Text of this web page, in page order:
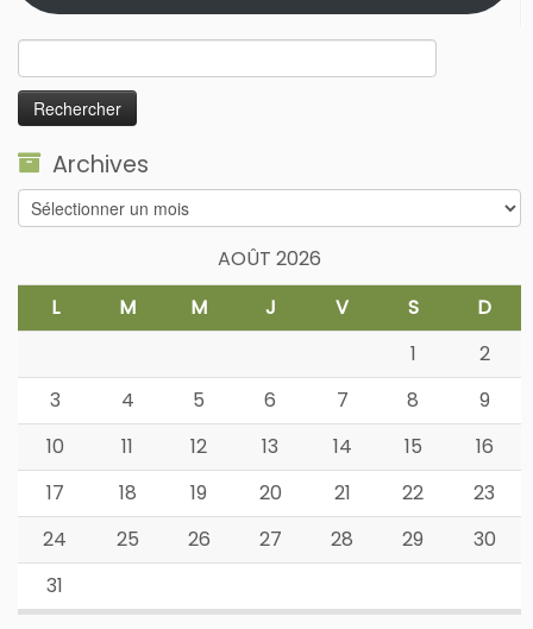
Archives
Archives
AOÛT 2026
L
M M J V S
D
1
2
3
4 5 6 7 8
9
10
11 12 13 14 15
16
17
18 19 20 21 22
23
24
25 26 27 28 29
30
31